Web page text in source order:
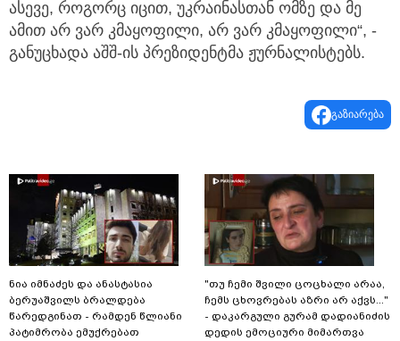
ასევე, როგორც იცით, უკრაინასთან ომზე და მე
ამით არ ვარ კმაყოფილი, არ ვარ კმაყოფილი“, -
განუცხადა აშშ-ის პრეზიდენტმა ჟურნალისტებს.
გაზიარება
ნია იმნაძეს და ანასტასია
ბერუაშვილს ბრალდება
წარედგინათ - რამდენ წლიანი
პატიმრობა ემუქრებათ
"თუ ჩემი შვილი ცოცხალი არაა,
ჩემს ცხოვრებას აზრი არ აქვს..."
- დაკარგული გურამ დადიანიძის
დედის ემოციური მიმართვა